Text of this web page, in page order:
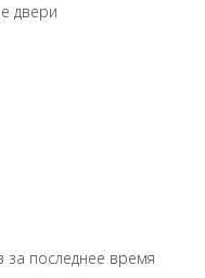
двери
последнее время